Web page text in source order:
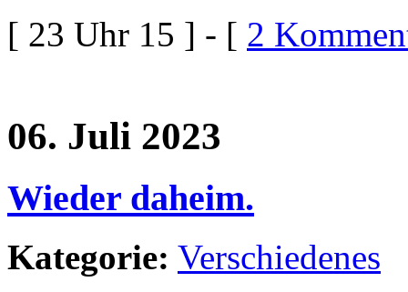
[ 23 Uhr 15 ] - [ 2
06. Juli 2023
Wieder daheim.
Kategorie: Verschiedenes